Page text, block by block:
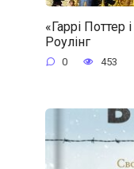
«Гаррі
Роулінг
0 453